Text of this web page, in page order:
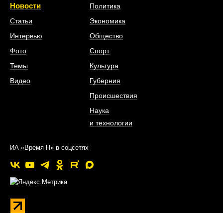
Новости
Статьи
Интервью
Фото
Темы
Видео
Политика
Экономика
Общество
Спорт
Культура
Губерния
Происшествия
Наука
и технологии
ИА «Время Н» в соцсетях